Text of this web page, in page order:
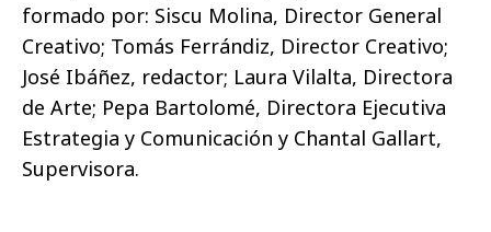
formado por: Siscu Molina, Director General
Creativo; Tomás Ferrándiz, Director Creativo;
José Ibáñez, redactor; Laura Vilalta, Directora
de Arte; Pepa Bartolomé, Directora Ejecutiva
Estrategia y Comunicación y Chantal Gallart,
Supervisora.